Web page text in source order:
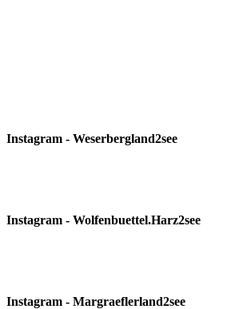
Instagram - Weserbergland2see
Instagram - Wolfenbuettel.Harz2see
Instagram - Margraeflerland2see